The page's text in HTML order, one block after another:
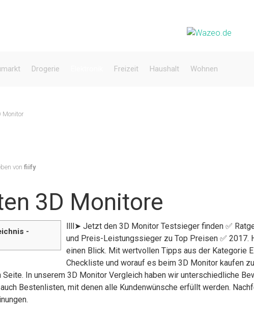
Drogerie Freizeit Haushalt Wohnen
Monitor
von fiify
3D Monitore
-
llll➤ Jetzt den 3D Monitor Testsieger finden ✅
und Preis-Leistungssieger zu Top Preisen ✅
einen Blick. Mit wertvollen Tipps aus der Kategorie
Checkliste und worauf es beim 3D Monitor kaufen
In unserem 3D Monitor Vergleich haben wir unterschiedliche
Bestenlisten, mit denen alle Kundenwünsche erfüllt werden.